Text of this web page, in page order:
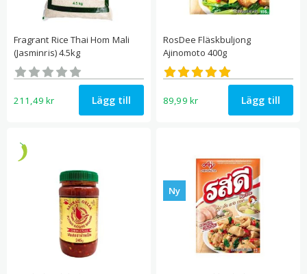
Fragrant Rice Thai Hom Mali
(Jasminris) 4.5kg
Betygsatt
0
av 5
211,49 kr Lägg till
RosDee Fläskbuljong
Ajinomoto 400g
Betygsatt
5.00
av 5
89,99 kr Lägg till
Ny